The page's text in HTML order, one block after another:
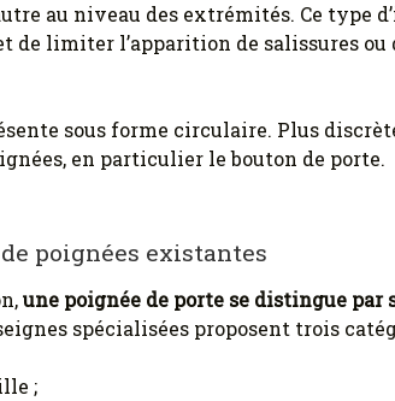
au niveau des extrémités. Ce type
de limiter l’apparition de salissures ou
sous forme circulaire. Plus
en particulier le bouton de porte.
poignées existantes
une poignée de porte se distingue par
spécialisées proposent trois
;